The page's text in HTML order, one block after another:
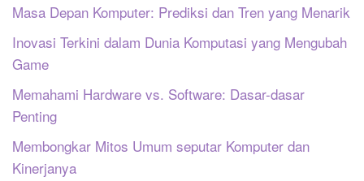
Masa Depan Komputer: Prediksi dan Tren yang Menarik
Inovasi Terkini dalam Dunia Komputasi yang Mengubah
Game
Memahami Hardware vs. Software: Dasar-dasar
Penting
Membongkar Mitos Umum seputar Komputer dan
Kinerjanya